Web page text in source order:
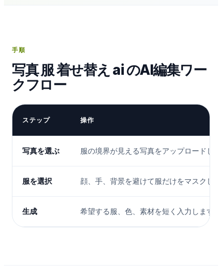
手順
写真 服 着せ替え ai のAI編集ワー
クフロー
ステップ 操作
写真を選ぶ 服の境界が見える写真をアップロードし
服を選択 顔、手、背景を避けて服だけをマスクし
生成 希望する服、色、素材を短く入力します。